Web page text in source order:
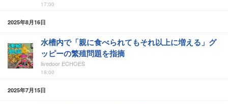
17:00
2025年8月16日
水槽内で「親に食べられてもそれ以上に増える」グ
ッピーの繁殖問題を指摘
livedoor ECHOES
18:00
2025年7月15日